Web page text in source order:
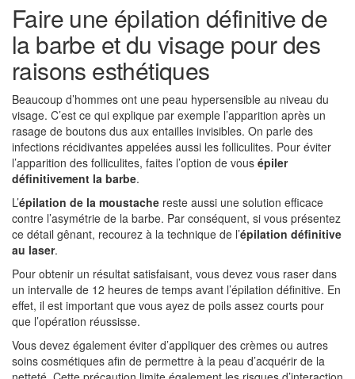
Faire une épilation définitive de
la barbe et du visage pour des
raisons esthétiques
Beaucoup d’hommes ont une peau hypersensible au niveau du
visage. C’est ce qui explique par exemple l’apparition après un
rasage de boutons dus aux entailles invisibles. On parle des
infections récidivantes appelées aussi les folliculites. Pour éviter
l’apparition des folliculites, faites l’option de vous épiler
définitivement la barbe.
L’épilation de la moustache reste aussi une solution efficace
contre l’asymétrie de la barbe. Par conséquent, si vous présentez
ce détail gênant, recourez à la technique de l’épilation définitive
au laser.
Pour obtenir un résultat satisfaisant, vous devez vous raser dans
un intervalle de 12 heures de temps avant l’épilation définitive. En
effet, il est important que vous ayez de poils assez courts pour
que l’opération réussisse.
Vous devez également éviter d’appliquer des crèmes ou autres
soins cosmétiques afin de permettre à la peau d’acquérir de la